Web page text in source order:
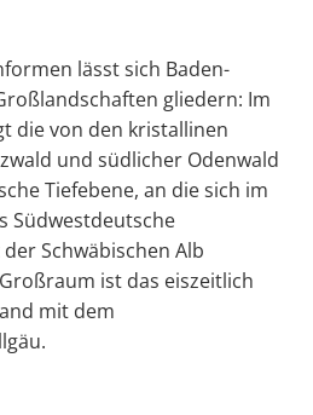
lässt sich Baden-
gliedern: Im
die von den kristallinen
und südlicher Odenwald
Tiefebene, an die sich im
Südwestdeutsche
Schwäbischen Alb
ist das eiszeitlich
mit dem